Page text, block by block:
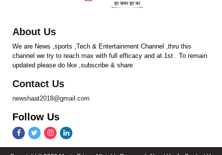
About Us
We are News ,sports ,Tech & Entertainment Channel ,thru this
channel we try to reach max with full efficacy and at 1st . To remain
updated please do like ,subscribe & share
Contact Us
newshaat2018@gmail.com
Follow Us